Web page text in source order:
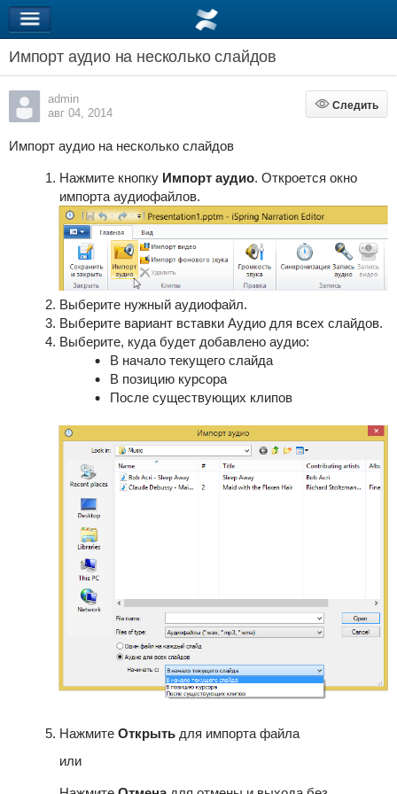
Импорт аудио на несколько слайдов
admin
авг 04, 2014
Следить
Следить
Импорт аудио на несколько слайдов
Нажмите кнопку Импорт аудио. Откроется окно
импорта аудиофайлов.
Выберите нужный аудиофайл.
Выберите вариант вставки Аудио для всех слайдов.
Выберите, куда будет добавлено аудио:
В начало текущего слайда
В позицию курсора
После существующих клипов
Нажмите Открытьдля импорта файла
или